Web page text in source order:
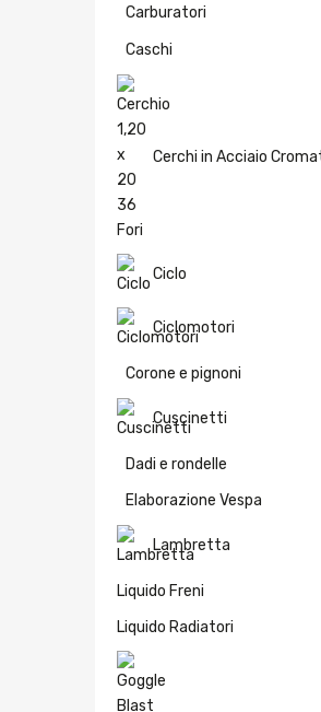
Carburatori
Caschi
Cerchi in Acciaio
Ciclo
Ciclomotori
Corone e pignoni
Cuscinetti
Dadi e rondelle
Elaborazione Vespa
Lambretta
Liquido Freni
Liquido Radiatori